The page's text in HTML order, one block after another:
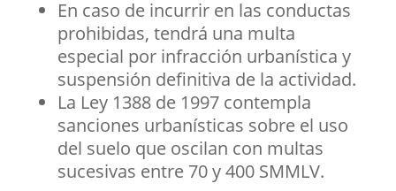
En caso de incurrir en las conductas
prohibidas, tendrá una multa
especial por infracción urbanística y
suspensión definitiva de la actividad.
La Ley 1388 de 1997 contempla
sanciones urbanísticas sobre el uso
del suelo que oscilan con multas
sucesivas entre 70 y 400 SMMLV.